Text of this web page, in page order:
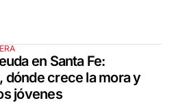
en Santa Fe:
dónde crece la mora y
jóvenes